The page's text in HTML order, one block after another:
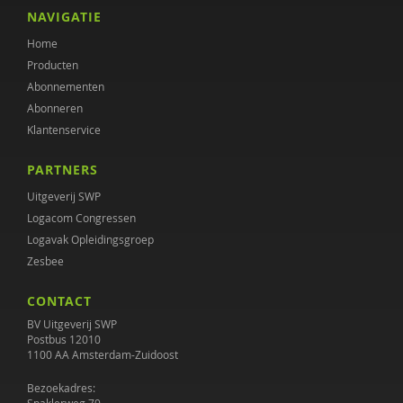
Maaike van Vugt
Ine Voorham
Judith Wolf
NAVIGATIE
Home
Producten
Abonnementen
Abonneren
Klantenservice
PARTNERS
Uitgeverij SWP
Logacom Congressen
Logavak Opleidingsgroep
Zesbee
CONTACT
BV Uitgeverij SWP
Postbus 12010
1100 AA Amsterdam-Zuidoost
Bezoekadres: